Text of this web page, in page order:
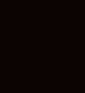
Петербург